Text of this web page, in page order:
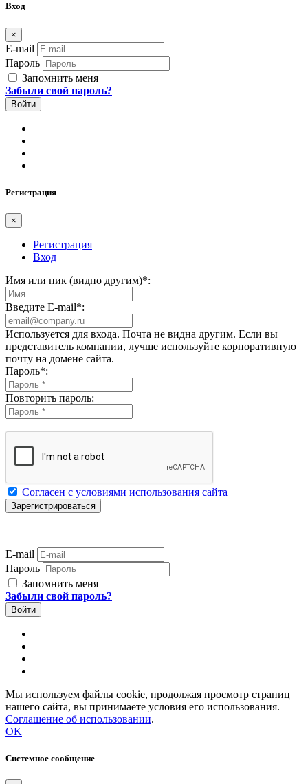
Вход
×
E-mail
Пароль
Запомнить меня
Забыли свой пароль?
Регистрация
×
Регистрация
Вход
Имя или ник (видно другим)*:
Введите E-mail*:
Используется для входа. Почта не видна другим. Если вы
представитель компании, лучше используйте корпоративную
почту на домене сайта.
Пароль*:
Повторить пароль:
Согласен с условиями использования сайта
E-mail
Пароль
Запомнить меня
Забыли свой пароль?
Мы используем файлы cookie, продолжая просмотр страниц
нашего сайта, вы принимаете условия его использования.
Соглашение об использовании.
OK
Системное сообщение